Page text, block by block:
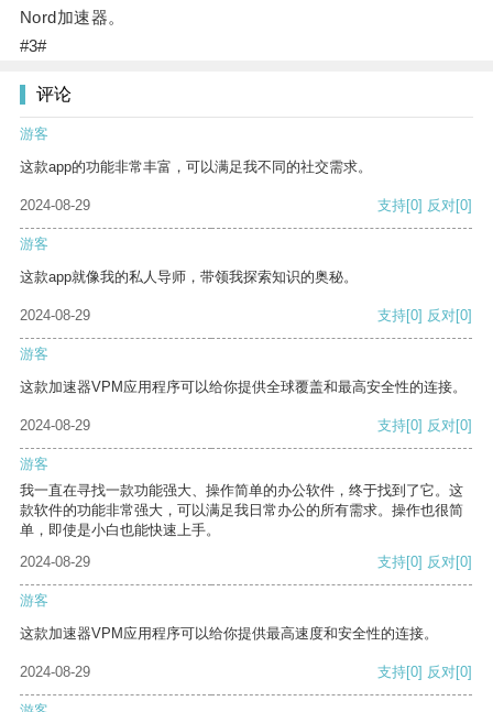
Nord加速器。
#3#
评论
游客
这款app的功能非常丰富，可以满足我不同的社交需求。
2024-08-29 支持[0] 反对[0]
游客
这款app就像我的私人导师，带领我探索知识的奥秘。
2024-08-29 支持[0] 反对[0]
游客
这款加速器VPM应用程序可以给你提供全球覆盖和最高安全性的连接。
2024-08-29 支持[0] 反对[0]
游客
我一直在寻找一款功能强大、操作简单的办公软件，终于找到了它。这
款软件的功能非常强大，可以满足我日常办公的所有需求。操作也很简
单，即使是小白也能快速上手。
2024-08-29
支持[0] 反对[0]
游客
这款加速器VPM应用程序可以给你提供最高速度和安全性的连接。
2024-08-29 支持[0] 反对[0]